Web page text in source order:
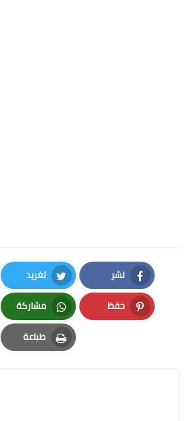
نشر
Facebook
تغريد
Twitter
حفظ
Pinterest
مشاركة
Whatsapp
طباعة
Print